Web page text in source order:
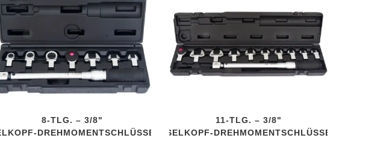
8‑TLG. – 3/8"
11‑TLG. – 3/8"
WECHSELKOPF‑DREHMOMENTSCHLÜSSEL‑SET